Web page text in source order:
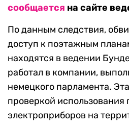
сообщается на сайте
По данным следствия,
доступ к поэтажным
находятся в ведении
работал в компании,
немецкого парламента.
проверкой использования
электроприборов на